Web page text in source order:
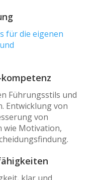
für die eigenen
Führungsstils und
Entwicklung von
von
wie Motivation,